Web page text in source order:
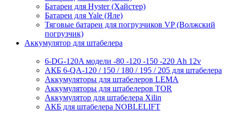
Батареи для Hyster (Хайстер)
Батареи для Yale (Яле)
Тяговые батареи для погрузчиков VP (Волжский
погрузчик)
Аккумулятор для штабелера
6-DG-120A модели -80 -120 -150 -220 Ah 12v
АКБ 6-QA-120 / 150 / 180 / 195 / 205 для штабелера
Аккумуляторы для штабелеров LEMA
Аккумуляторы для штабелеров TOR
Аккумулятор для штабелера Xilin
АКБ для штабелера NOBLELIFT